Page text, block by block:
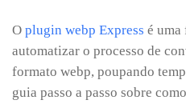
O plugin webp Express é uma
automatizar o processo de
formato webp, poupando
guia passo a passo sobre